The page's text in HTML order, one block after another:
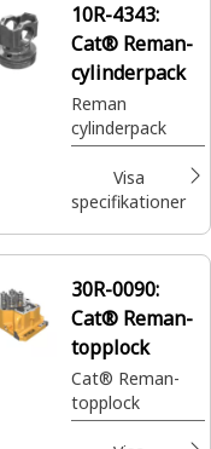
10R-4343:
Cat® Reman-
cylinderpack
Reman
cylinderpack
Visa
specifikationer
30R-0090:
Cat® Reman-
topplock
Cat® Reman-
topplock